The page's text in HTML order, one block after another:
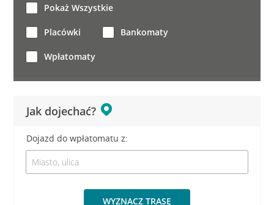
Jak dojechać?
Dojazd do wpłatomatu z:
WYZNACZ TRASĘ
Pokaż Wszystkie
Placówki Bankomaty
Wpłatomaty